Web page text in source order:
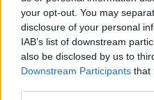
your opt-out. You may
disclosure of your personal
IAB’s list of downstream
also be disclosed by us to
Downstream Participants that
Η Chery επενδύει 75 εκατ.
Το FIAT 500 Hybrid τώρα από